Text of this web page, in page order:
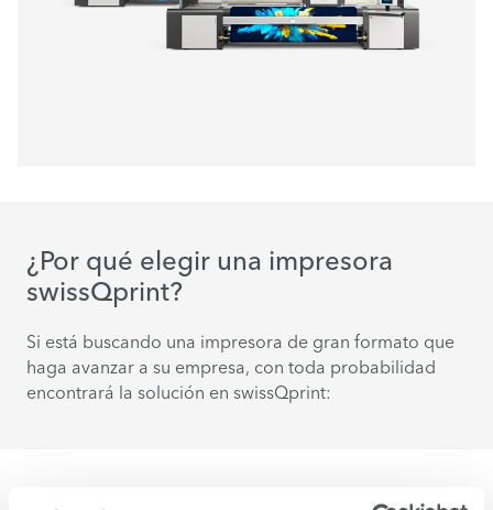
¿Por qué elegir una impresora
swissQprint?
Si está buscando una impresora de gran formato que
haga avanzar a su empresa, con toda probabilidad
encontrará la solución en swissQprint: